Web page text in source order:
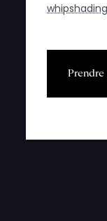
whipshading
Prendre